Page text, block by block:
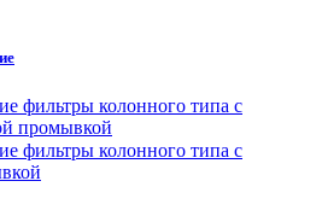
фильтры колонного типа с
промывкой
фильтры колонного типа с